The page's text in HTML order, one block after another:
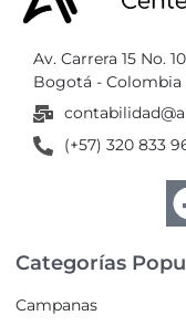
Av. Carrera 15 No.
Bogotá - Colombia
(+57) 320 833
Categorías
Campanas